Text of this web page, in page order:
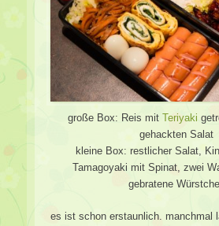
große Box: Reis mit Teriyaki
gehackten Salat
kleine Box: restlicher Salat,
Tamagoyaki mit Spinat, zwei
gebratene
es ist schon erstaunlich. manchmal